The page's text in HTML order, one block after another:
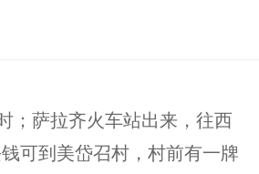
；萨拉齐火车站出来，往西
可到美岱召村，村前有一牌